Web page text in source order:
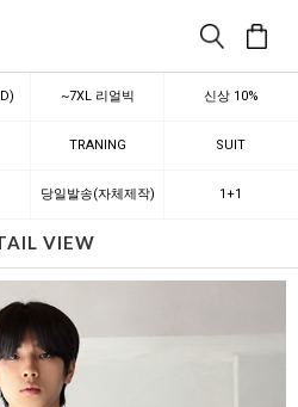
~7XL 리얼빅 신상 10%
TRANING SUIT
당일발송(자체제작) 1+1
VIEW